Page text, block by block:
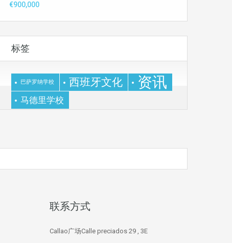
€900,000
标签
巴萨罗纳学校 西班牙文化 资讯
马德里学校
联系方式
Callao广场Calle preciados 29 , 3E